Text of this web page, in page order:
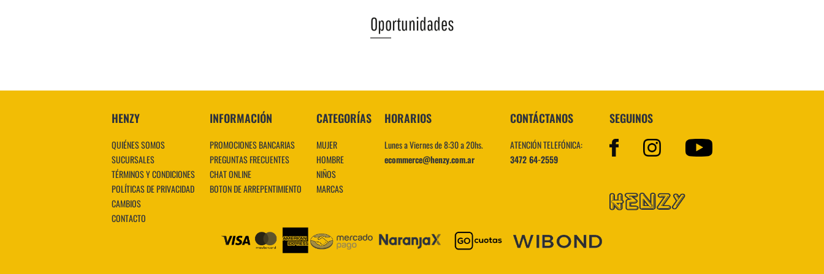
VER MÁS
Oportunidades
HENZY
QUIÉNES SOMOS
SUCURSALES
TÉRMINOS Y CONDICIONES
POLÍTICAS DE PRIVACIDAD
CAMBIOS
CONTACTO
INFORMACIÓN
PROMOCIONES BANCARIAS
PREGUNTAS FRECUENTES
CHAT ONLINE
BOTON DE ARREPENTIMIENTO
CATEGORÍAS
MUJER
HOMBRE
NIÑOS
MARCAS
HORARIOS
Lunes a Viernes de 8:30 a 20hs.
ecommerce@henzy.com.ar
CONTÁCTANOS
ATENCIÓN TELEFÓNICA:
3472 64-2559
SEGUINOS